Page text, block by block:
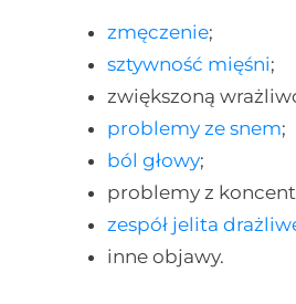
zmęczenie;
sztywność mięśni;
zwiększoną
problemy ze snem;
ból głowy;
problemy z
zespół jelita
inne objawy.